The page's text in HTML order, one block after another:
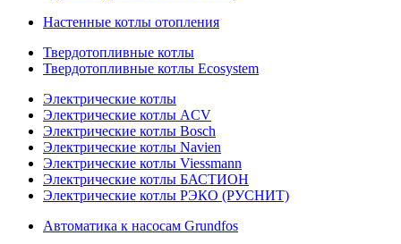
Настенные котлы отопления
Твердотопливные котлы
Твердотопливные котлы Ecosystem
Электрические котлы
Электрические котлы ACV
Электрические котлы Bosch
Электрические котлы Navien
Электрические котлы Viessmann
Электрические котлы БАСТИОН
Электрические котлы РЭКО (РУСНИТ)
Автоматика к насосам Grundfos